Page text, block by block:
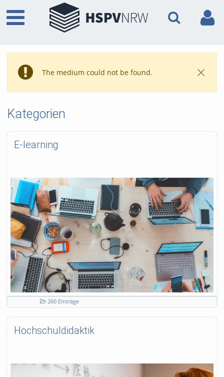
The medium could not be found.
Kategorien
E-learning
260 Einträge
Hochschuldidaktik